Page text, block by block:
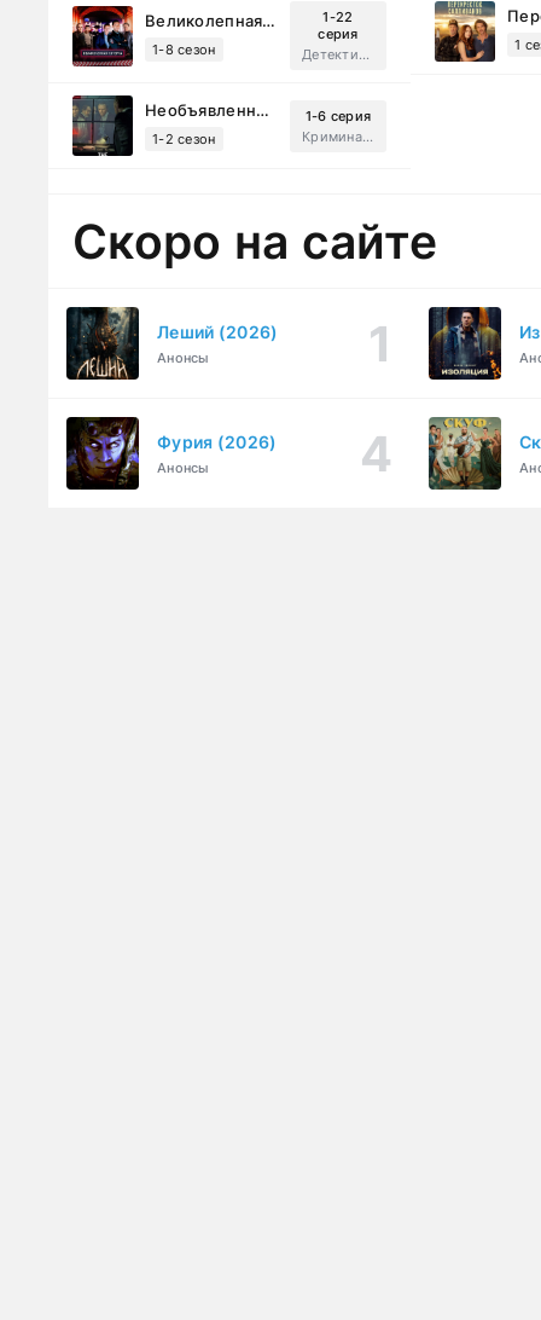
Великолепная Пятерка (2019)
1-8 сезон
1-22
серия
Детектив, Русский
1
Необъявленная война (2022)
1-2 сезон
1-6 серия
Криминал, Триллер, Драма
Скоро на сайте
Леший (2026)
Анонсы
Фурия (2026)
Анонсы